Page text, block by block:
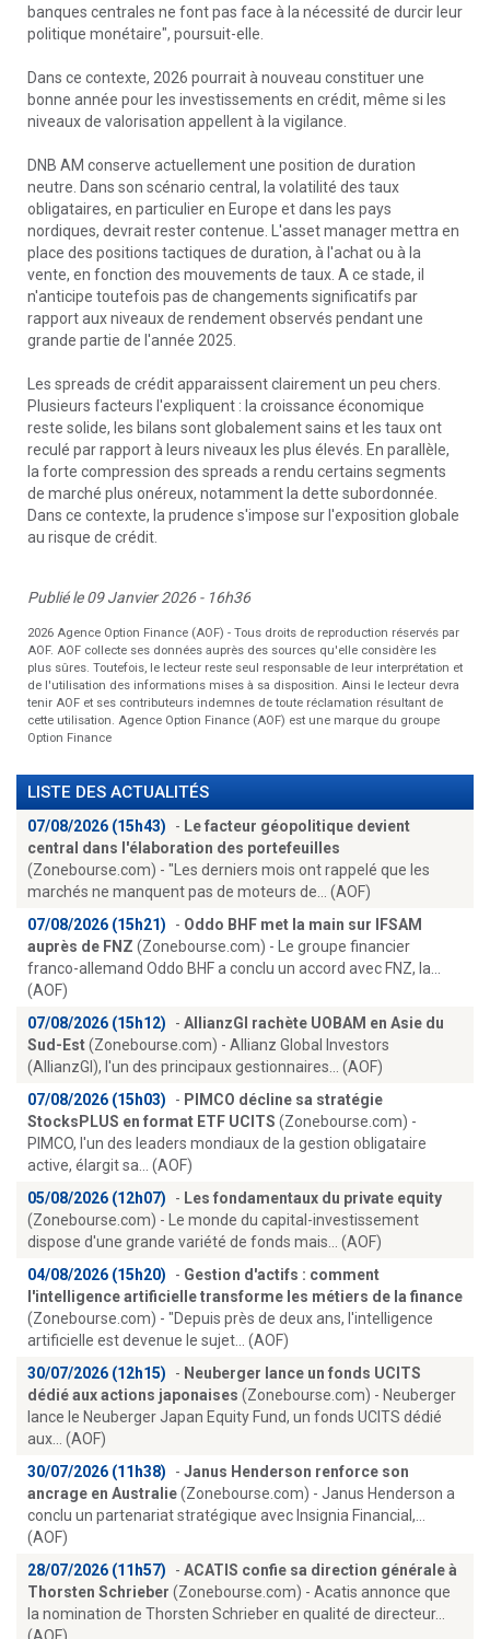
banques centrales ne font pas face à la nécessité de durcir leur
politique monétaire", poursuit-elle.
Dans ce contexte, 2026 pourrait à nouveau constituer une
bonne année pour les investissements en crédit, même si les
niveaux de valorisation appellent à la vigilance.
DNB AM conserve actuellement une position de duration
neutre. Dans son scénario central, la volatilité des taux
obligataires, en particulier en Europe et dans les pays
nordiques, devrait rester contenue. L'asset manager mettra en
place des positions tactiques de duration, à l'achat ou à la
vente, en fonction des mouvements de taux. A ce stade, il
n'anticipe toutefois pas de changements significatifs par
rapport aux niveaux de rendement observés pendant une
grande partie de l'année 2025.
Les spreads de crédit apparaissent clairement un peu chers.
Plusieurs facteurs l'expliquent : la croissance économique
reste solide, les bilans sont globalement sains et les taux ont
reculé par rapport à leurs niveaux les plus élevés. En parallèle,
la forte compression des spreads a rendu certains segments
de marché plus onéreux, notamment la dette subordonnée.
Dans ce contexte, la prudence s'impose sur l'exposition globale
au risque de crédit.
Publié le 09 Janvier 2026 - 16h36
2026 Agence Option Finance (AOF) - Tous droits de reproduction réservés par
AOF. AOF collecte ses données auprès des sources qu'elle considère les
plus sûres. Toutefois, le lecteur reste seul responsable de leur interprétation et
de l'utilisation des informations mises à sa disposition. Ainsi le lecteur devra
tenir AOF et ses contributeurs indemnes de toute réclamation résultant de
cette utilisation. Agence Option Finance (AOF) est une marque du groupe
Option Finance
LISTE DES ACTUALITÉS
07/08/2026 (15h43) - Le facteur géopolitique devient
central dans l'élaboration des portefeuilles
(Zonebourse.com) - "Les derniers mois ont rappelé que les
marchés ne manquent pas de moteurs de... (AOF)
07/08/2026 (15h21)
- Oddo BHF met la main sur IFSAM
auprès de FNZ (Zonebourse.com) - Le groupe financier
franco-allemand Oddo BHF a conclu un accord avec FNZ, la...
(AOF)
07/08/2026 (15h12)
- AllianzGI rachète UOBAM en Asie du
Sud-Est(Zonebourse.com) - Allianz Global Investors
(AllianzGI), l'un des principaux gestionnaires... (AOF)
07/08/2026 (15h03)
- PIMCO décline sa stratégie
StocksPLUS en format ETF UCITS (Zonebourse.com) -
PIMCO, l'un des leaders mondiaux de la gestion obligataire
active, élargit sa... (AOF)
05/08/2026 (12h07)
- Les fondamentaux du private equity
(Zonebourse.com) - Le monde du capital-investissement
dispose d'une grande variété de fonds mais... (AOF)
04/08/2026 (15h20)
- Gestion d'actifs : comment
l'intelligence artificielle transforme les métiers de la finance
(Zonebourse.com) - "Depuis près de deux ans, l'intelligence
artificielle est devenue le sujet... (AOF)
30/07/2026 (12h15)
- Neuberger lance un fonds UCITS
dédié aux actions japonaises (Zonebourse.com) - Neuberger
lance le Neuberger Japan Equity Fund, un fonds UCITS dédié
aux... (AOF)
30/07/2026 (11h38)
- Janus Henderson renforce son
ancrage en Australie(Zonebourse.com) - Janus Henderson a
conclu un partenariat stratégique avec Insignia Financial,...
(AOF)
28/07/2026 (11h57)
- ACATIS confie sa direction générale à
Thorsten Schrieber (Zonebourse.com) - Acatis annonce que
la nomination de Thorsten Schrieber en qualité de directeur...